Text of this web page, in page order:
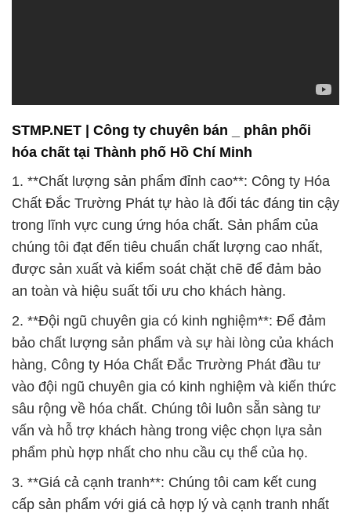
STMP.NET | Công ty chuyên bán _ phân phối
hóa chất tại Thành phố Hồ Chí Minh
1. **Chất lượng sản phẩm đỉnh cao**: Công ty Hóa
Chất Đắc Trường Phát tự hào là đối tác đáng tin cậy
trong lĩnh vực cung ứng hóa chất. Sản phẩm của
chúng tôi đạt đến tiêu chuẩn chất lượng cao nhất,
được sản xuất và kiểm soát chặt chẽ để đảm bảo
an toàn và hiệu suất tối ưu cho khách hàng.
2. **Đội ngũ chuyên gia có kinh nghiệm**: Để đảm
bảo chất lượng sản phẩm và sự hài lòng của khách
hàng, Công ty Hóa Chất Đắc Trường Phát đầu tư
vào đội ngũ chuyên gia có kinh nghiệm và kiến thức
sâu rộng về hóa chất. Chúng tôi luôn sẵn sàng tư
vấn và hỗ trợ khách hàng trong việc chọn lựa sản
phẩm phù hợp nhất cho nhu cầu cụ thể của họ.
3. **Giá cả cạnh tranh**: Chúng tôi cam kết cung
cấp sản phẩm với giá cả hợp lý và cạnh tranh nhất